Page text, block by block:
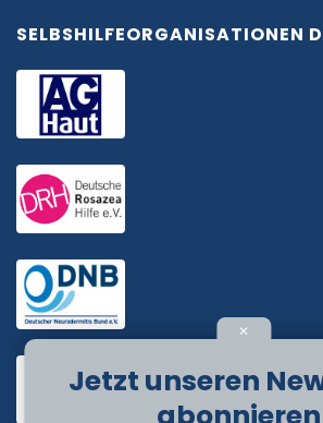
SELBSHILFEORGANISATIONEN
✕
Jetzt unseren